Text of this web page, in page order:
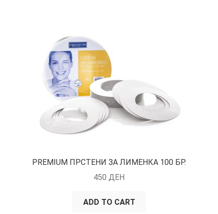
PREMIUM ПРСТЕНИ ЗА ЛИМЕНКА 100 БР.
450 ДЕН
ADD TO CART